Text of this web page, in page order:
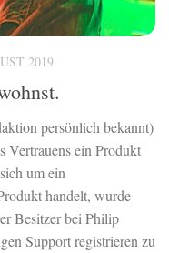
2019
persönlich bekannt)
Vertrauens ein Produkt
um ein
handelt, wurde
Besitzer bei Philip
Support registrieren zu